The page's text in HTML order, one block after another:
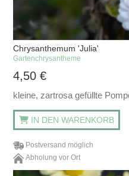
Chrysanthemum 'Julia'
Gartenchrysantheme
4,50€
kleine, zartrosa gefüllte
IN DEN WARENKORB
Postversand möglich
Abholung vor Ort